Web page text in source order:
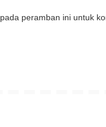
peramban ini untuk